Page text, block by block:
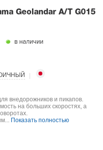
Geolandar A/T G015
в наличии
внедорожников и пикапов.
на больших скоростях, а
Показать полностью